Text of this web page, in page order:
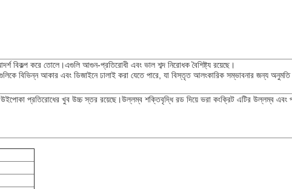
বিকল্প করে তোলে।এগুলি আগুন-প্রতিরোধী এবং ভাল শব্দ নিরোধক বৈশিষ্ট্য রয়েছে।
বিভিন্ন আকার এবং ডিজাইনে ঢালাই করা যেতে পারে, যা বিস্তৃত আলংকারিক সম্ভাবনার জন্য অনুমতি
প্রতিরোধের খুব উচ্চ স্তর রয়েছে।উল্লম্ব শক্তিবৃদ্ধি রড দিয়ে ভরা কংক্রিট এটির উল্লম্ব